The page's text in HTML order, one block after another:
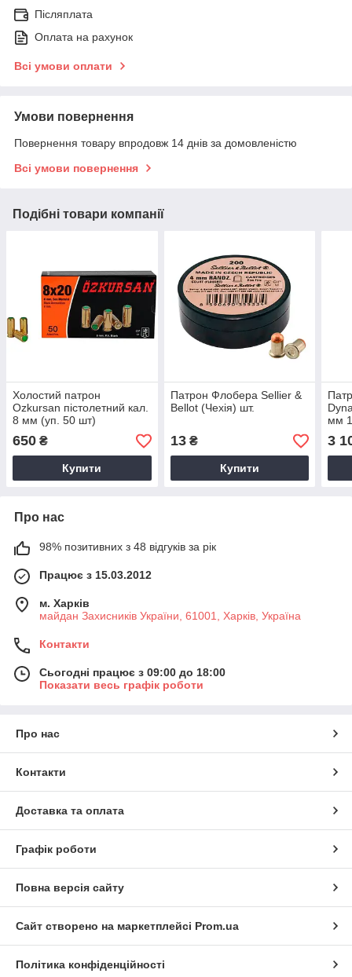
Післяплата
Оплата на рахунок
Всі умови оплати
Умови повернення
Повернення товару впродовж 14 днів за домовленістю
Всі умови повернення
Подібні товари компанії
Холостий патрон
Ozkursan пістолетний кал.
8 мм (уп. 50 шт)
650 ₴
Купити
Патрон Флобера Sellier &
Bellot (Чехія) шт.
13₴
Купити
мм
3
Про нас
98% позитивних з 48 відгуків за рік
Працює з 15.03.2012
м. Харків
майдан Захисників України, 61001, Харків, Україна
Контакти
Сьогодні працює з 09:00 до 18:00
Показати весь графік роботи
Про нас
Контакти
Доставка та оплата
Графік роботи
Повна версія сайту
Сайт створено на маркетплейсі Prom.ua
Політика конфіденційності